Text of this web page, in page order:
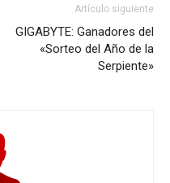
Artículo siguiente
GIGABYTE: Ganadores del
«Sorteo del Año de la
Serpiente»